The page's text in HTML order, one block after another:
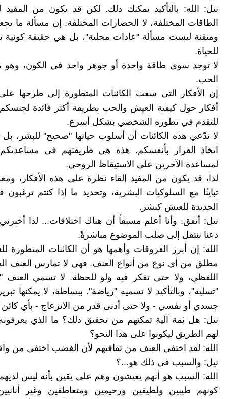
نيل: الله: بالتأكيد يمكنك ذلك. لكن قد يكون من
الطاقات المختلفة، لا الحضارات المختلفة. إن مسألة ما
ومتقنة ليست مسألة "عادات محلية"، بل هي حقيقة كونية
للحياة.
لا توجد سوى طاقة واحدة أو جوهر واحد في الكون، وهو
الحب.
إن الأفكار التي سعت الكائنات المتطورة إلى طرحها
أفكار حول كيفية العيش والحب بطريقة أكثر فائدة
للتقدم في تطوره الشخصي بشكل أسرع.
لا تدّعي هذه الكائنات أن أسلوب حياتها "صحيح" للبشر،
اتخاذ القرار بأنفسكم. هذه هي طريقتهم في
لمساعدة الآخرين على الاستيقاظ الروحي.
لذا، قد يكون من المفيد إلقاء نظرة على هذه الأفكار،
تباينًا مع السلوكيات البشرية، وتحديد ما إذا كنتم
الجديدة للعيش كبشر.
نيل: أتفق. وأنا أعلم مسبقاً أن هناك اختلافات... لذا أخبرني
دعنا ننتقل إلى صلب الموضوع مباشرةً.
الله: إن أبرز الفروقات وأهمها هو أن الكائنات المتطورة
مطلق من أي نوع من أنواع العنف. فهي لا تمارس العنف
اللفظي، ولا حتى تفكر فيه ولو للحظة. لا تسمي العنف
"تسلية"، وبالتأكيد لا تسميه "رياضة". ببساطة، لا يمكنها
جسدي أو نفسي - ولا حتى أدنى قدر من الانزعاج - بأي كائن
نيل: هل ثمة آلية تمكنهم من تحقيق ذلك؟ ما الذي
لهم الطريق ليكونوا على هذا النحو؟
الله: لقد اختفى العنف من ثقافتهم لأن الغضب اختفى من
نيل: والسبب في ذلك هو...؟
الله: السبب هو أنهم يعيشون وهم على يقين بأنه ليس
كونهم طيبين ولطيفين ورحيمين ومتعاطفين وغير